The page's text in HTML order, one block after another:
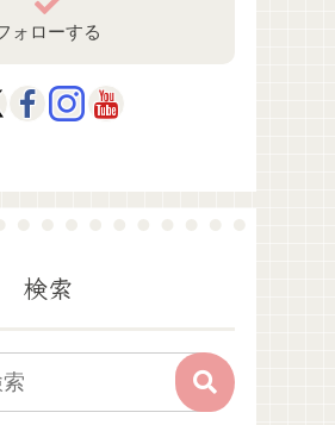
ォローする
検索